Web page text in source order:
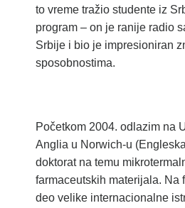
to vreme tražio studente iz
program – on je ranije radio
Srbije i bio je impresioniran
sposobnostima.
Početkom 2004. odlazim na
Anglia u Norwich-u
doktorat na temu
farmaceutskih materijala. Na
deo velike internacionalne